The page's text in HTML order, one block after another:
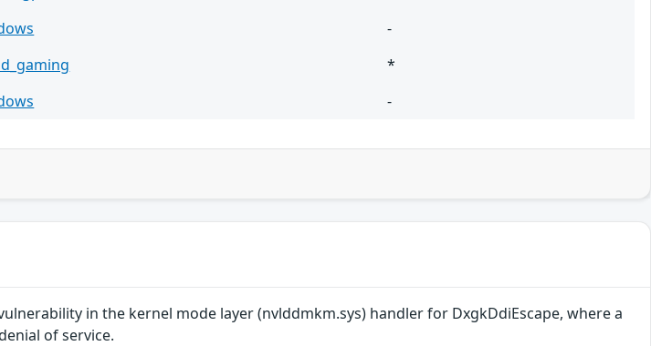
-
*
-
in the kernel mode layer (nvlddmkm.sys) handler for DxgkDdiEscape, where a
of service.